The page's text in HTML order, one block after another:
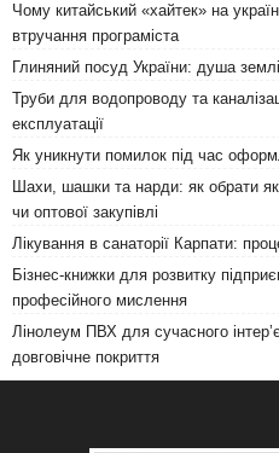
Чому китайський «хайтек» на
втручання програміста
Глиняний посуд України: душа
Труби для водопроводу та
експлуатації
Як уникнути помилок під час
Шахи, шашки та нарди: як обрати
чи оптової закупівлі
Лікування в санаторії Карпати:
Бізнес-книжки для розвитку
професійного мислення
Лінолеум ПВХ для сучасного
довговічне покриття